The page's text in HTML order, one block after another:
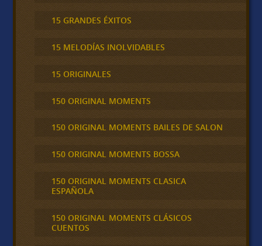
15 GRANDES ÉXITOS
15 MELODÍAS INOLVIDABLES
15 ORIGINALES
150 ORIGINAL MOMENTS
150 ORIGINAL MOMENTS BAILES DE SALON
150 ORIGINAL MOMENTS BOSSA
150 ORIGINAL MOMENTS CLASICA
ESPAÑOLA
150 ORIGINAL MOMENTS CLÁSICOS
CUENTOS